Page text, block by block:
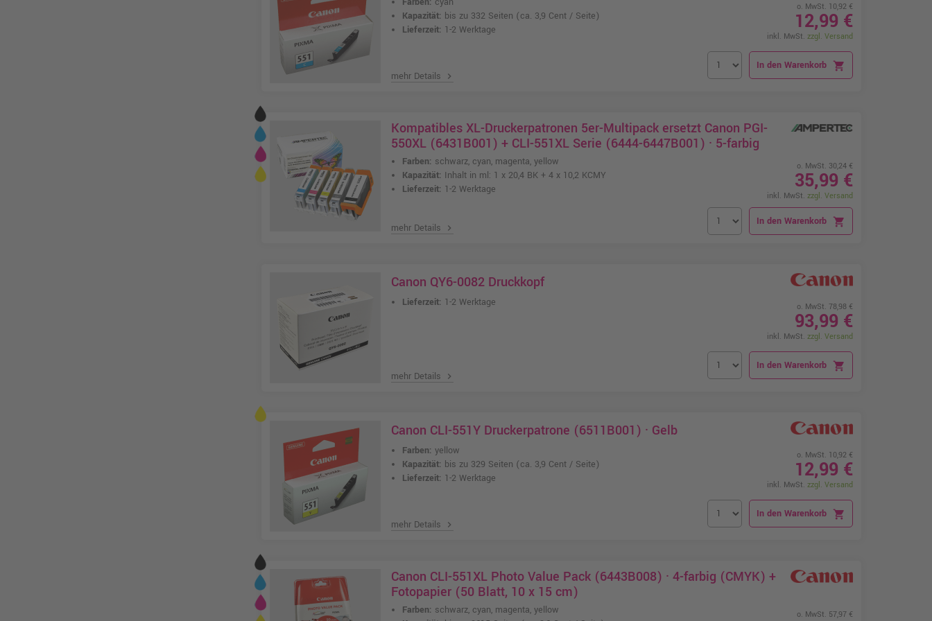
Kapazität: bis zu 332 Seiten (ca. 3,9 Cent / Seite)
Lieferzeit: 1-2 Werktage
mehr Details chevron_right
o. MwSt. 10,92 €
12,99 €
inkl. MwSt. zzgl. Versand
In den Warenkorb shopping_cart
Kompatibles XL-Druckerpatronen 5er-Multipack ersetzt Canon PGI-
550XL (6431B001) + CLI-551XL Serie (6444-6447B001) · 5-farbig
Farben: schwarz, cyan, magenta, yellow
Kapazität: Inhalt in ml: 1 x 20,4 BK + 4 x 10,2 KCMY
Lieferzeit: 1-2 Werktage
mehr Details chevron_right
o. MwSt. 30,24 €
35,99 €
inkl. MwSt. zzgl. Versand
In den Warenkorb shopping_cart
Canon QY6-0082 Druckkopf
Lieferzeit: 1-2 Werktage
mehr Details chevron_right
o. MwSt. 78,98 €
93,99 €
inkl. MwSt. zzgl. Versand
In den Warenkorb shopping_cart
Canon CLI-551Y Druckerpatrone (6511B001) · Gelb
Farben: yellow
Kapazität: bis zu 329 Seiten (ca. 3,9 Cent / Seite)
Lieferzeit: 1-2 Werktage
mehr Details chevron_right
o. MwSt. 10,92 €
12,99 €
inkl. MwSt. zzgl. Versand
In den Warenkorb shopping_cart
Canon CLI-551XL Photo Value Pack (6443B008) · 4-farbig (CMYK) +
Fotopapier (50 Blatt, 10 x 15 cm)
Farben: schwarz, cyan, magenta, yellow
o. MwSt. 57,97 €